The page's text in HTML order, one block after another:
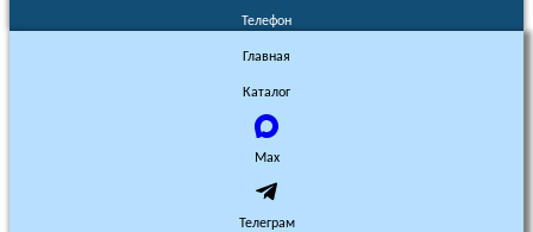
Телефон
Главная
Каталог
Max
Телеграм